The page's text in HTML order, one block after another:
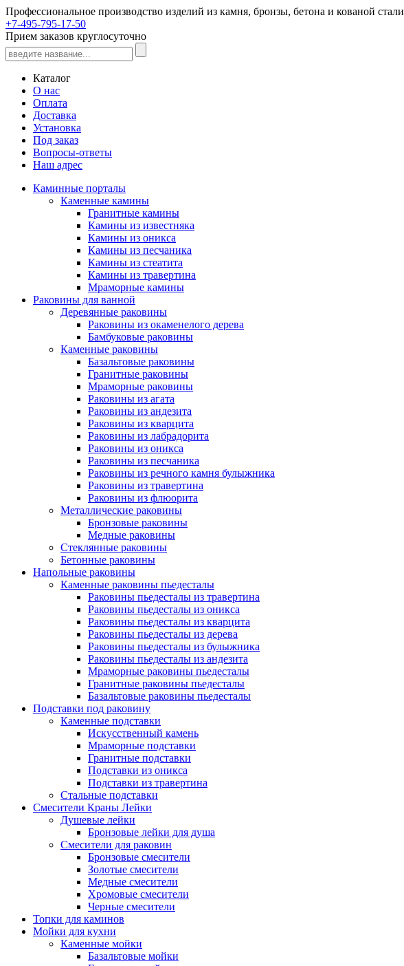
Профессиональное производство изделий из камня, бронзы, бетона и кованой стали
+7-495-795-17-50
Прием заказов круглосуточно
Каталог
О нас
Оплата
Доставка
Установка
Под заказ
Вопросы-ответы
Наш адрес
Каминные порталы
Каменные камины
Гранитные камины
Камины из известняка
Камины из оникса
Камины из песчаника
Камины из стеатита
Камины из травертина
Мраморные камины
Раковины для ванной
Деревянные раковины
Раковины из окаменелого дерева
Бамбуковые раковины
Каменные раковины
Базальтовые раковины
Гранитные раковины
Мраморные раковины
Раковины из агата
Раковины из андезита
Раковины из кварцита
Раковины из лабрадорита
Раковины из оникса
Раковины из песчаника
Раковины из речного камня булыжника
Раковины из травертина
Раковины из флюорита
Металлические раковины
Бронзовые раковины
Медные раковины
Стеклянные раковины
Бетонные раковины
Напольные раковины
Каменные раковины пьедесталы
Раковины пьедесталы из травертина
Раковины пьедесталы из оникса
Раковины пьедесталы из кварцита
Раковины пьедесталы из дерева
Раковины пьедесталы из булыжника
Раковины пьедесталы из андезита
Мраморные раковины пьедесталы
Гранитные раковины пьедесталы
Базальтовые раковины пьедесталы
Подставки под раковину
Каменные подставки
Искусственный камень
Мраморные подставки
Гранитные подставки
Подставки из оникса
Подставки из травертина
Стальные подставки
Смесители Краны Лейки
Душевые лейки
Бронзовые лейки для душа
Смесители для раковин
Бронзовые смесители
Золотые смесители
Медные смесители
Хромовые смесители
Черные смесители
Топки для каминов
Мойки для кухни
Каменные мойки
Базальтовые мойки